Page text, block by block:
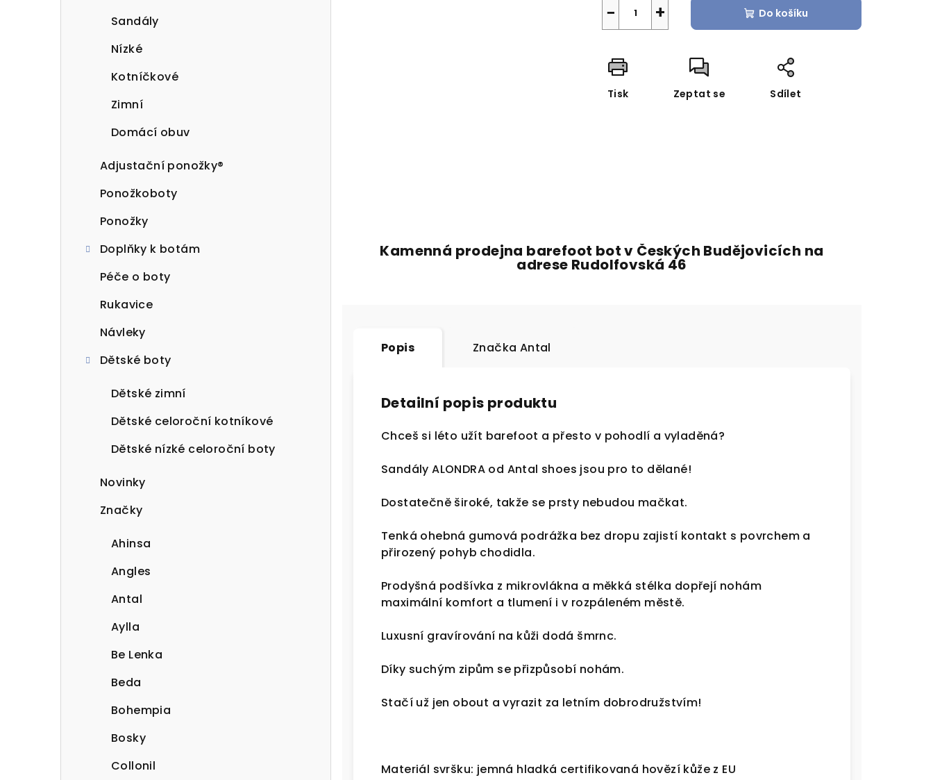
Sandály
Nízké
Kotníčkové
Zimní
Domácí obuv
Adjustační ponožky®
Ponožkoboty
Ponožky
Doplňky k botám
Péče o boty
Rukavice
Návleky
Dětské boty
Dětské zimní
Dětské celoroční kotníkové
Dětské nízké celoroční boty
Novinky
Značky
Ahinsa
Angles
Antal
Aylla
Be Lenka
Beda
Bohempia
Bosky
Collonil
+
− Do košíku
Tisk Zeptat se Sdílet
Kamenná prodejna barefoot bot v Českých Budějovicích na
adrese Rudolfovská 46
Popis Značka Antal
Detailní popis produktu
Chceš si léto užít barefoot a přesto v pohodlí a vyladěná?
Sandály ALONDRA od Antal shoes jsou pro to dělané!
Dostatečně široké, takže se prsty nebudou mačkat.
Tenká ohebná gumová podrážka bez dropu zajistí kontakt s povrchem a
přirozený pohyb chodidla.
Prodyšná podšívka z mikrovlákna a měkká stélka dopřejí nohám
maximální komfort a tlumení i v rozpáleném městě.
Luxusní gravírování na kůži dodá šmrnc.
Díky suchým zipům se přizpůsobí nohám.
Stačí už jen obout a vyrazit za letním dobrodružstvím!
Materiál svršku: jemná hladká certifikovaná hovězí kůže z EU